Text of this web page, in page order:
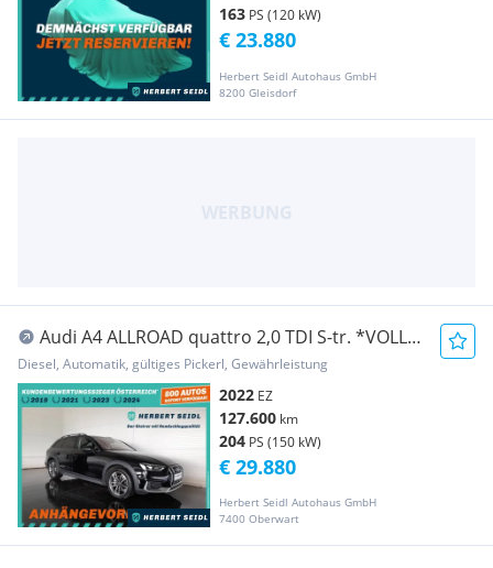
163 PS (120 kW)
Herbert Seidl Autohaus GmbH
8200 Gleisdorf
€ 23.880
Audi A4 ALLROAD quattro 2,0 TDI S-tr. *VOLL-
LED MIT ...
Diesel, Automatik, gültiges Pickerl, Gewährleistung
2022 EZ
127.600 km
204 PS (150 kW)
Herbert Seidl Autohaus GmbH
7400 Oberwart
€ 29.880